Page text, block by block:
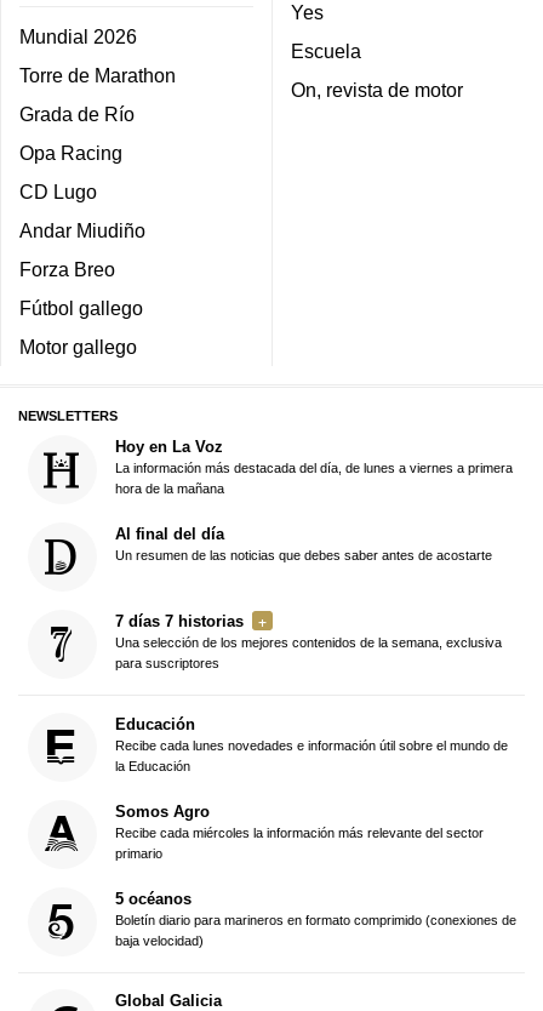
Mundial 2026
Torre de Marathon
Grada de Río
Opa Racing
CD Lugo
Andar Miudiño
Forza Breo
Fútbol gallego
Motor gallego
Yes
Escuela
On, revista de motor
NEWSLETTERS
Hoy en La Voz
La información más destacada del día, de lunes a viernes a primera
hora de la mañana
Al final del día
Un resumen de las noticias que debes saber antes de acostarte
7 días 7 historias
Una selección de los mejores contenidos de la semana, exclusiva
para suscriptores
Educación
Recibe cada lunes novedades e información útil sobre el mundo de
la Educación
Somos Agro
Recibe cada miércoles la información más relevante del sector
primario
5 océanos
Boletín diario para marineros en formato comprimido (conexiones de
baja velocidad)
Global Galicia